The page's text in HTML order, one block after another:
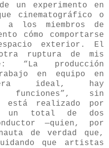
un experimento en
cinematográfico o
a los miembros de
cómo comportarse
exterior. El
ruptura de mis
“La producción
en equipo en
ideal, hay
funciones”, sin
está realizado por
un total de dos
—quien, por
de verdad que,
que artistas